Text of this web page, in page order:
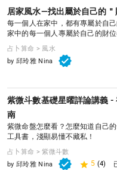
居家風水—找出屬於自己的＂
每一個人在家中，都有專屬於自
家中的每一個人專屬於自己的財位
占卜算命 > 風水
by 邱玲雅 Nina
紫微斗數基礎星曜詳論講義 -
南
紫微命盤怎麼看？怎麼知道自己
工具書，淺顯易懂不藏私！
占卜算命 > 紫微斗數
by 邱玲雅 Nina
5 (4)